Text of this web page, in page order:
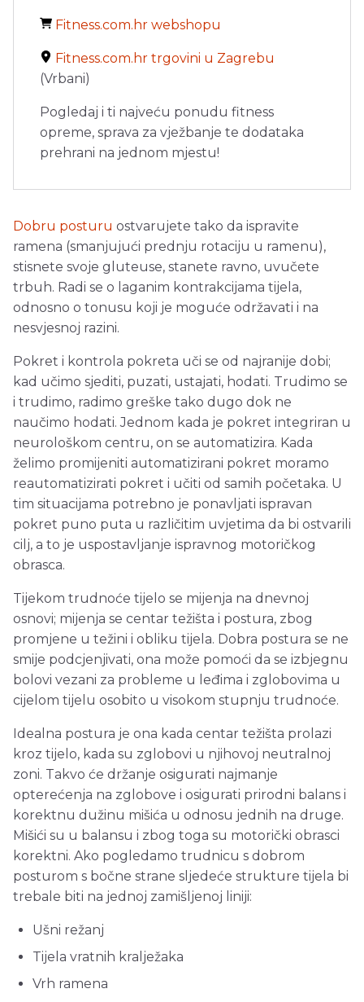
Fitness.com.hr webshopu
Fitness.com.hr trgovini u Zagrebu
(Vrbani)
Pogledaj i ti najveću ponudu fitness
opreme, sprava za vježbanje te dodataka
prehrani na jednom mjestu!
Dobru posturu ostvarujete tako da ispravite
ramena (smanjujući prednju rotaciju u ramenu),
stisnete svoje gluteuse, stanete ravno, uvučete
trbuh. Radi se o laganim kontrakcijama tijela,
odnosno o tonusu koji je moguće održavati i na
nesvjesnoj razini.
Pokret i kontrola pokreta uči se od najranije dobi;
kad učimo sjediti, puzati, ustajati, hodati. Trudimo se
i trudimo, radimo greške tako dugo dok ne
naučimo hodati. Jednom kada je pokret integriran u
neurološkom centru, on se automatizira. Kada
želimo promijeniti automatizirani pokret moramo
reautomatizirati pokret i učiti od samih početaka. U
tim situacijama potrebno je ponavljati ispravan
pokret puno puta u različitim uvjetima da bi ostvarili
cilj, a to je uspostavljanje ispravnog motoričkog
obrasca.
Tijekom trudnoće tijelo se mijenja na dnevnoj
osnovi; mijenja se centar težišta i postura, zbog
promjene u težini i obliku tijela. Dobra postura se ne
smije podcjenjivati, ona može pomoći da se izbjegnu
bolovi vezani za probleme u leđima i zglobovima u
cijelom tijelu osobito u visokom stupnju trudnoće.
Idealna postura je ona kada centar težišta prolazi
kroz tijelo, kada su zglobovi u njihovoj neutralnoj
zoni. Takvo će držanje osigurati najmanje
opterećenja na zglobove i osigurati prirodni balans i
korektnu dužinu mišića u odnosu jednih na druge.
Mišići su u balansu i zbog toga su motorički obrasci
korektni. Ako pogledamo trudnicu s dobrom
posturom s bočne strane sljedeće strukture tijela bi
trebale biti na jednoj zamišljenoj liniji:
Ušni režanj
Tijela vratnih kralježaka
Vrh ramena